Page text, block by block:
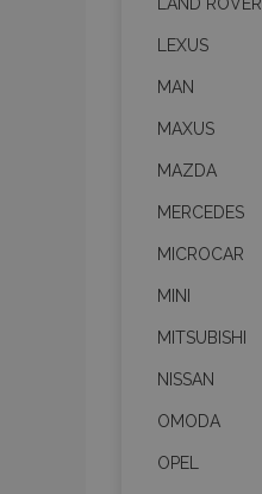
LEXUS
MAN
MAXUS
MAZDA
MERCEDES
MICROCAR
MINI
MITSUBISHI
NISSAN
OMODA
OPEL